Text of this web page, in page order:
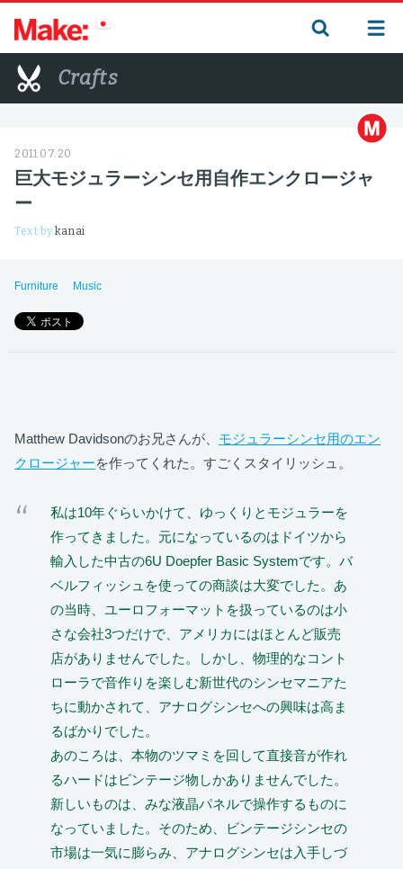
Crafts
2011.07.20
巨大モジュラーシンセ用自作エンクロージャ
ー
Text bykanai
Furniture Music
Matthew Davidsonのお兄さんが、 モジュラーシンセ用のエン
クロージャーを作ってくれた。すごくスタイリッシュ。
私は10年ぐらいかけて、ゆっくりとモジュラーを
作ってきました。元になっているのはドイツから
輸入した中古の6U Doepfer Basic Systemです。バ
ベルフィッシュを使っての商談は大変でした。あ
の当時、ユーロフォーマットを扱っているのは小
さな会社3つだけで、アメリカにはほとんど販売
店がありませんでした。しかし、物理的なコント
ローラで音作りを楽しむ新世代のシンセマニアた
ちに動かされて、アナログシンセへの興味は高ま
るばかりでした。
あのころは、本物のツマミを回して直接音が作れ
るハードはビンテージ物しかありませんでした。
新しいものは、みな液晶パネルで操作するものに
なっていました。そのため、ビンテージシンセの
市場は一気に膨らみ、アナログシンセは入手しづ